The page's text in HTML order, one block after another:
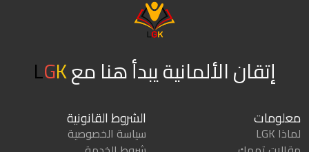
إتقان الألمانية يبدأ هنا مع LGK
معلومات
لماذا LGK
الشروط القانونية
سياسة الخصوصية